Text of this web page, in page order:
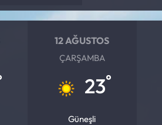
12 AĞUSTOS
ÇARŞAMBA
23°
Güneşli